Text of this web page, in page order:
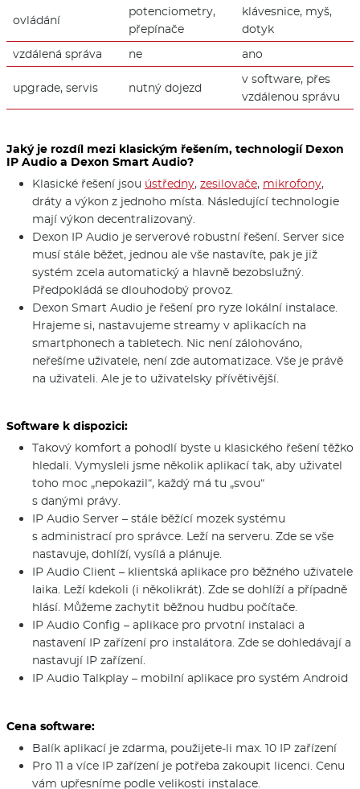
ovládání
potenciometry,
přepínače
klávesnice, myš,
dotyk
vzdálená správa
ne ano
upgrade, servis nutný dojezd
v software, přes
vzdálenou správu
Jaký je rozdíl mezi klasickým řešením, technologií Dexon
IP Audio a Dexon Smart Audio?
Klasické řešení jsou ústředny, zesilovače, mikrofony,
dráty a výkon z jednoho místa. Následující technologie
mají výkon decentralizovaný.
Dexon IP Audio je serverové robustní řešení. Server sice
musí stále běžet, jednou ale vše nastavíte, pak je již
systém zcela automatický a hlavně bezobslužný.
Předpokládá se dlouhodobý provoz.
Dexon Smart Audio je řešení pro ryze lokální instalace.
Hrajeme si, nastavujeme streamy v aplikacích na
smartphonech a tabletech. Nic není zálohováno,
neřešíme uživatele, není zde automatizace. Vše je právě
na uživateli. Ale je to uživatelsky přívětivější.
Software k dispozici:
Takový komfort a pohodlí byste u klasického řešení těžko
hledali. Vymysleli jsme několik aplikací tak, aby uživatel
toho moc „nepokazil“, každý má tu „svou“
s danými právy.
IP Audio Server – stále běžící mozek systému
s administrací pro správce. Leží na serveru. Zde se vše
nastavuje, dohlíží, vysílá a plánuje.
IP Audio Client – klientská aplikace pro běžného uživatele
laika. Leží kdekoli (i několikrát). Zde se dohlíží a případně
hlásí. Můžeme zachytit běžnou hudbu počítače.
IP Audio Config – aplikace pro prvotní instalaci a
nastavení IP zařízení pro instalátora. Zde se dohledávají a
nastavují IP zařízení.
IP Audio Talkplay – mobilní aplikace pro systém Android
Cena software:
Balík aplikací je zdarma, použijete-li max. 10 IP zařízení
Pro 11 a více IP zařízení je potřeba zakoupit licenci. Cenu
vám upřesníme podle velikosti instalace.